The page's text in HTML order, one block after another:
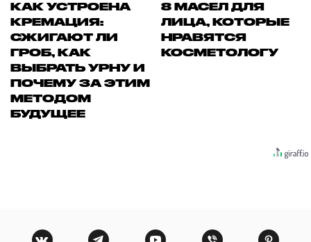
КАК УСТРОЕНА
КРЕМАЦИЯ:
СЖИГАЮТ ЛИ
ГРОБ, КАК
ВЫБРАТЬ УРНУ И
ПОЧЕМУ ЗА ЭТИМ
МЕТОДОМ
БУДУЩЕЕ
8 МАСЕЛ ДЛЯ
ЛИЦА, КОТОРЫЕ
НРАВЯТСЯ
КОСМЕТОЛОГУ